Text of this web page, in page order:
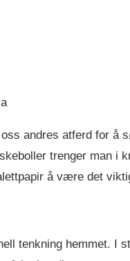
andres atferd for å
trenger man i
å være det
tenkning hemmet. I